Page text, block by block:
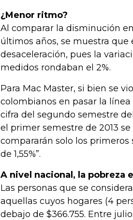
¿Menor ritmo?
Al comparar la disminución
últimos años, se muestra
desaceleración, pues la
medidos rondaban el 2%.
Para Mac Master, si bien se
colombianos en pasar la
cifra del segundo semestre
el primer semestre de 2013
compararán solo los primeros
de 1,55%”.
A nivel nacional, la pobreza
Las personas que se
aquellas cuyos hogares (4
debajo de $366.755. Entre julio